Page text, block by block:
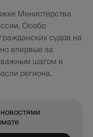
Министерства
Особо
судов на
впервые за
важным шагом в
региона.